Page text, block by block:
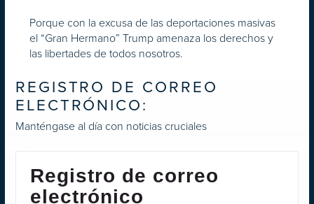
Porque con la excusa de las deportaciones masivas
el “Gran Hermano” Trump amenaza los derechos y
las libertades de todos nosotros.
REGISTRO DE CORREO
ELECTRÓNICO:
Manténgase al día con noticias cruciales
Registro de correo
electrónico